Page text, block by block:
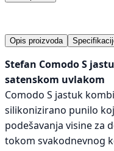
Opis proizvoda
Stefan Comodo S
satenskom uvlakom
Comodo S jastuk
silikonizirano punilo
podešavanja visine za
tokom svakodnevnog